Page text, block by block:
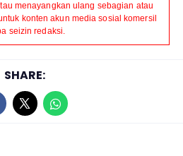
menayangkan ulang sebagian atau
konten akun media sosial komersil
seizin redaksi.
SHARE: